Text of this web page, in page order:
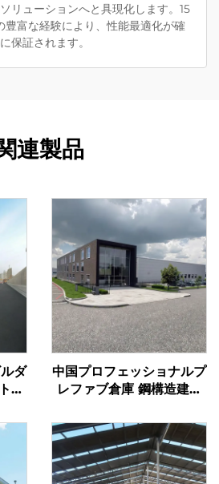
リューションへと具現化します。15
豊富な経験により、性能最適化が確
保証されます。
連製品
ダ
ラ
中国プロフェッショナルプ
レファブ倉庫 鋼構造建築